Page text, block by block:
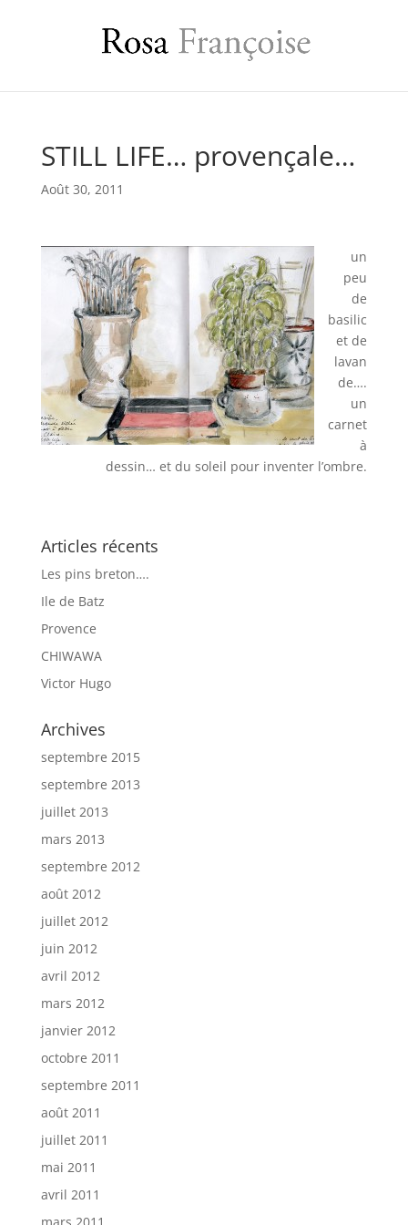
STILL LIFE… provençale…
Août 30, 2011
un
peu
de
basilic
et de
lavan
de….
un
carnet
à
dessin… et du soleil pour inventer l’ombre.
Articles récents
Les pins breton….
Ile de Batz
Provence
CHIWAWA
Victor Hugo
Archives
septembre 2015
septembre 2013
juillet 2013
mars 2013
septembre 2012
août 2012
juillet 2012
juin 2012
avril 2012
mars 2012
janvier 2012
octobre 2011
septembre 2011
août 2011
juillet 2011
mai 2011
avril 2011